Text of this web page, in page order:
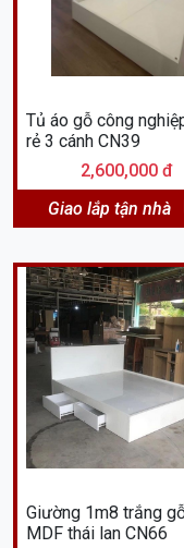
Tủ áo gỗ công
rẻ 3 cánh CN39
2,600,000 đ
Giao lắp tận nhà
Giường 1m8 trắng
MDF thái lan CN66